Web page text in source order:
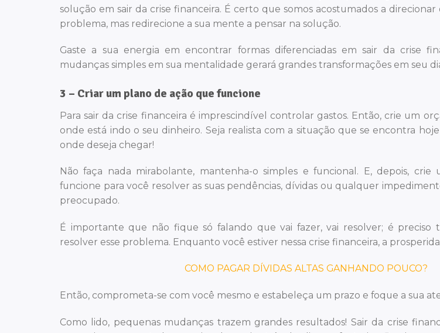
solução em sair da crise financeira. É certo que somos acostumados a
problema, mas redirecione a sua mente a pensar na solução.
Gaste a sua energia em encontrar formas diferenciadas em sair da crise
mudanças simples em sua mentalidade gerará grandes transformações em seu
3 – Criar um plano de ação que funcione
Para sair da crise financeira é imprescindível controlar gastos. Então, crie um
onde está indo o seu dinheiro. Seja realista com a situação que se encontra
onde deseja chegar!
Não faça nada mirabolante, mantenha-o simples e funcional. E, depois,
funcione para você resolver as suas pendências, dívidas ou qualquer
preocupado.
É importante que não fique só falando que vai fazer, vai resolver; é preciso
resolver esse problema. Enquanto você estiver nessa crise financeira, a
COMO PAGAR DÍVIDAS ALTAS GANHANDO POUCO?
Então, comprometa-se com você mesmo e estabeleça um prazo e foque a sua
Como lido, pequenas mudanças trazem grandes resultados! Sair da crise